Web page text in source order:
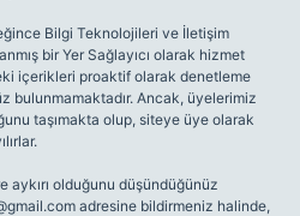
Bilgi Teknolojileri ve İletişim
bir Yer Sağlayıcı olarak hizmet
içerikleri proaktif olarak denetleme
bulunmamaktadır. Ancak, üyelerimiz
taşımakta olup, siteye üye olarak
olduğunu düşündüğünüz
adresine bildirmeniz halinde,